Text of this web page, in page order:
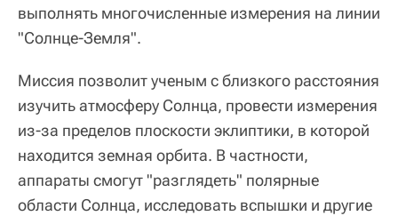
выполнять многочисленные измерения на линии
"Солнце-Земля".
Миссия позволит ученым с близкого расстояния
изучить атмосферу Солнца, провести измерения
из-за пределов плоскости эклиптики, в которой
находится земная орбита. В частности,
аппараты смогут "разглядеть" полярные
области Солнца, исследовать вспышки и другие